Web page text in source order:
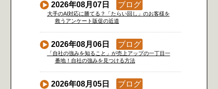
2026年08月07日 ブログ
大手のAI対応に勝てる？「たらい回し」のお客様を
救うアンケート販促の近道
2026年08月06日 ブログ
「自社の強みを知ること」が売上アップの一丁目一
番地！自社の強みを見つける方法
2026年08月05日 ブログ